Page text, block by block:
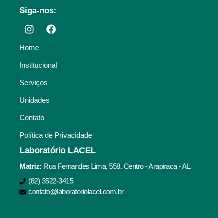
Siga-nos:
Home
Institucional
Serviços
Unidades
Contato
Política de Privacidade
Laboratório LACEL
Matriz: Rua Fernandes Lima, 558. Centro - Arapiraca - AL
(82) 3522-3415
contato@laboratoriolacel.com.br